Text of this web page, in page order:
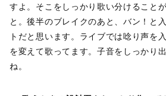
すよ。そこをしっかり歌い分けること
と。後半のブレイクのあと、バン！と
トだと思います。ライブでは唸り声を
を変えて歌ってます。子音をしっかり
ね。